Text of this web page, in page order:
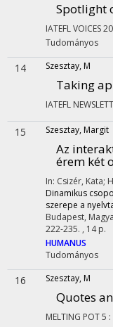
Spotlight
IATEFL VOICES
Tudományos
14 Szesztay, M
Taking
IATEFL
15 Szesztay, Margit
Az
érem két
In: Csizér, Kata;
Dinamikus
szerepe a
Budapest,
222-235. , 14 p.
HUMANUS
Tudományos
16 Szesztay, M
Quotes
MELTING POT5 :